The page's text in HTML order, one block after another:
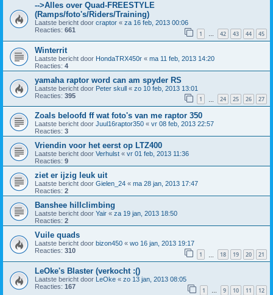
-->Alles over Quad-FREESTYLE
(Ramps/foto's/Riders/Training)
Laatste bericht door craptor « za 16 feb, 2013 00:06
Reacties: 661 1 … 42 43 44 45
Winterrit
Laatste bericht door HondaTRX450r « ma 11 feb, 2013 14:20
Reacties: 4
yamaha raptor word can am spyder RS
Laatste bericht door Peter skull « zo 10 feb, 2013 13:01
Reacties: 395 1 24 25 26 27
Zoals beloofd ff wat foto's van me raptor 350
Laatste bericht door Juul16raptor350 « vr 08 feb, 2013 22:57
Reacties: 3
Vriendin voor het eerst op LTZ400
Laatste bericht door Verhulst « vr 01 feb, 2013 11:36
Reacties: 9
ziet er ijzig leuk uit
Laatste bericht door Gielen_24 « ma 28 jan, 2013 17:47
Reacties: 2
Banshee hillclimbing
Laatste bericht door Yair « za 19 jan, 2013 18:50
Reacties: 2
Vuile quads
Laatste bericht door bizon450 « wo 16 jan, 2013 19:17
Reacties: 310 1 18 19 20 21
LeOke's Blaster (verkocht :()
Laatste bericht door LeOke « zo 13 jan, 2013 08:05
Reacties: 167 1 … 9 10 11 12